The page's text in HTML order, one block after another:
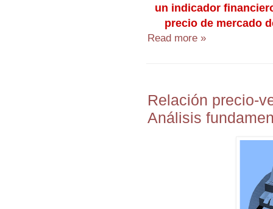
un indicador
precio de mercado
Read more »
Relación precio-
Análisis